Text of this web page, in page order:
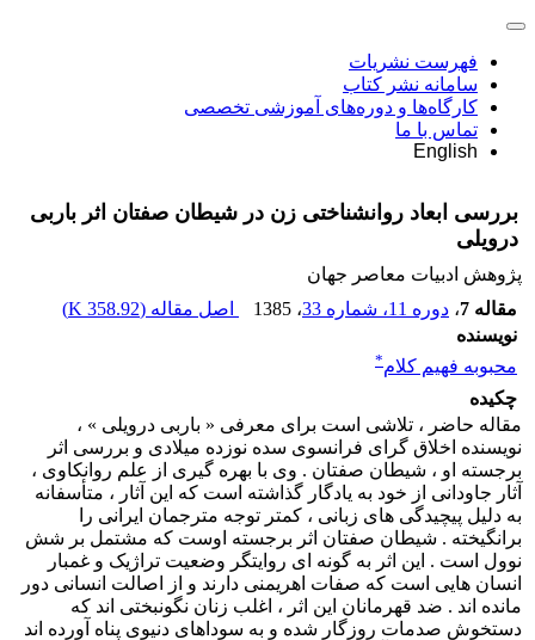
فهرست نشریات
سامانه نشر کتاب
کارگاه‌ها و دوره‌های آموزشی تخصصی
تماس با ما
English
بررسی ابعاد روانشناختی زن در شیطان صفتان اثر باربی
درویلی
پژوهش ادبیات معاصر جهان
مقاله 7
، دوره 11، شماره 33 ، 1385 اصل مقاله (358.92 K
)
نویسنده
محبوبه فهیم کلام*
چکیده
مقاله حاضر ، تلاشی است برای معرفی « باربی درویلی » ،
نویسنده اخلاق گرای فرانسوی سده نوزده میلادی و بررسی اثر
برجسته او ، شیطان صفتان . وی با بهره گیری از علم روانکاوی ،
آثار جاودانی از خود به یادگار گذاشته است که این آثار ، متأسفانه
به دلیل پیچیدگی های زبانی ، کمتر توجه مترجمان ایرانی را
برانگیخته . شیطان صفتان اثر برجسته اوست که مشتمل بر شش
نوول است . این اثر به گونه ای روایتگر وضعیت تراژیک و غمبار
انسان هایی است که صفات اهریمنی دارند و از اصالت انسانی دور
مانده اند . ضد قهرمانان این اثر ، اغلب زنان نگونبختی اند که
دستخوش صدمات روزگار شده و به سوداهای دنیوی پناه آورده اند